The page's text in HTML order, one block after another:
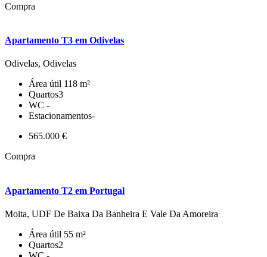
Compra
Apartamento T3 em Odivelas
Odivelas, Odivelas
Área útil 118 m²
Quartos3
WC -
Estacionamentos-
565.000 €
Compra
Apartamento T2 em Portugal
Moita, UDF De Baixa Da Banheira E Vale Da Amoreira
Área útil 55 m²
Quartos2